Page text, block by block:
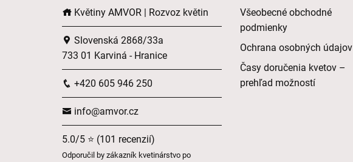
Květiny AMVOR | Rozvoz květin
Slovenská 2868/33a
733 01 Karviná - Hranice
+420 605 946 250
info@amvor.cz
5.0/5 ⭐ (101 recenzií)
Odporučil by zákazník kvetinárstvo po
Všeobecné obchodné
podmienky
Ochrana osobných údajov
Časy doručenia kvetov –
prehľad možností